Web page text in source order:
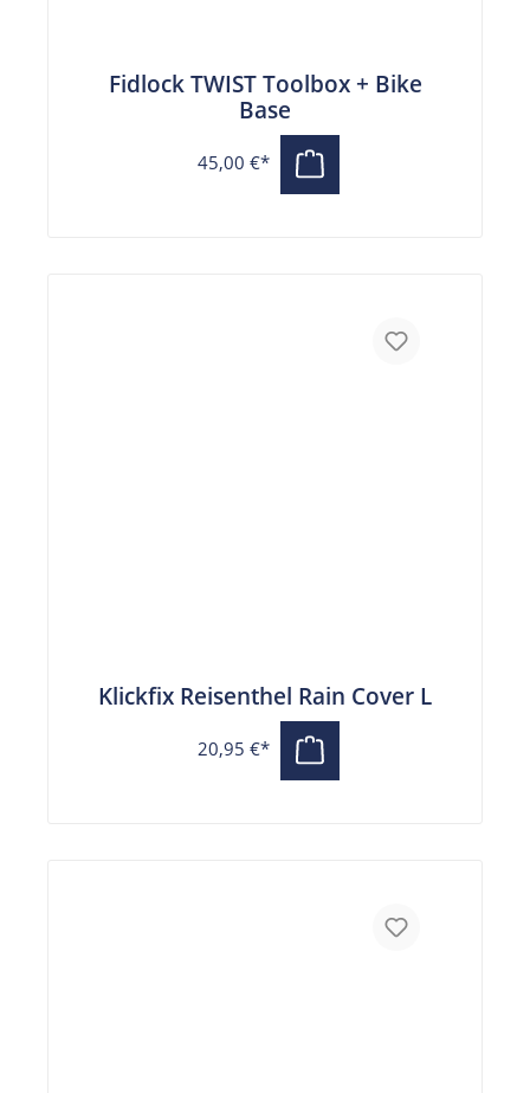
Fidlock TWIST Toolbox + Bike
Base
45,00 €*
Klickfix Reisenthel Rain Cover L
20,95 €*